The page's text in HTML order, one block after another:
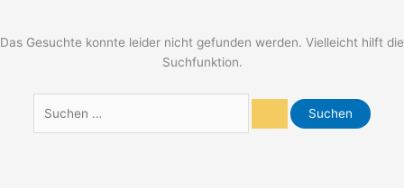
Das Gesuchte konnte leider nicht gefunden werden. Vielleicht hilft die
Suchfunktion.